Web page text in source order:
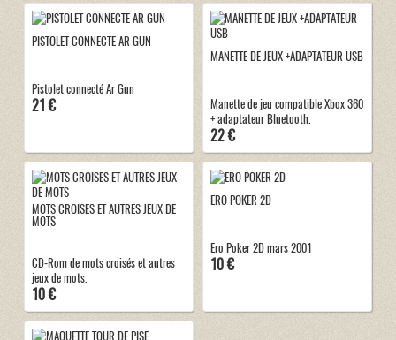
PISTOLET CONNECTE AR GUN
Pistolet connecté Ar Gun
21 €
MANETTE DE JEUX +ADAPTATEUR USB
Manette de jeu compatible Xbox 360
+ adaptateur Bluetooth.
22 €
MOTS CROISES ET AUTRES JEUX DE
MOTS
CD-Rom de mots croisés et autres
jeux de mots.
10 €
ERO POKER 2D
Ero Poker 2D mars 2001
10 €